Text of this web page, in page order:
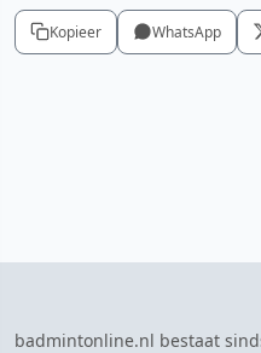
Kopieer WhatsApp
badmintonline.nl bestaat